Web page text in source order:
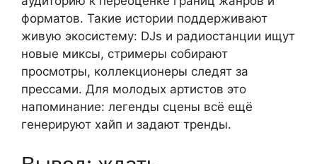
форматов. Такие истории поддерживают
живую экосистему: DJs и радиостанции ищут
новые миксы, стримеры собирают
просмотры, коллекционеры следят за
прессами. Для молодых артистов это
напоминание: легенды сцены всё ещё
генерируют хайп и задают тренды.